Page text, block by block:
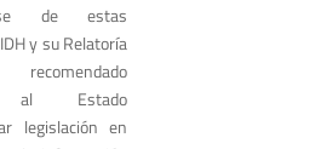
de estas
y su Relatoría
al Estado
legislación en